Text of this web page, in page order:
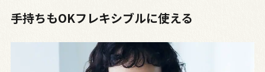
手持ちもOKフレキシブルに使える